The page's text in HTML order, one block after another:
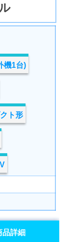
機1台)
ト形
品詳細